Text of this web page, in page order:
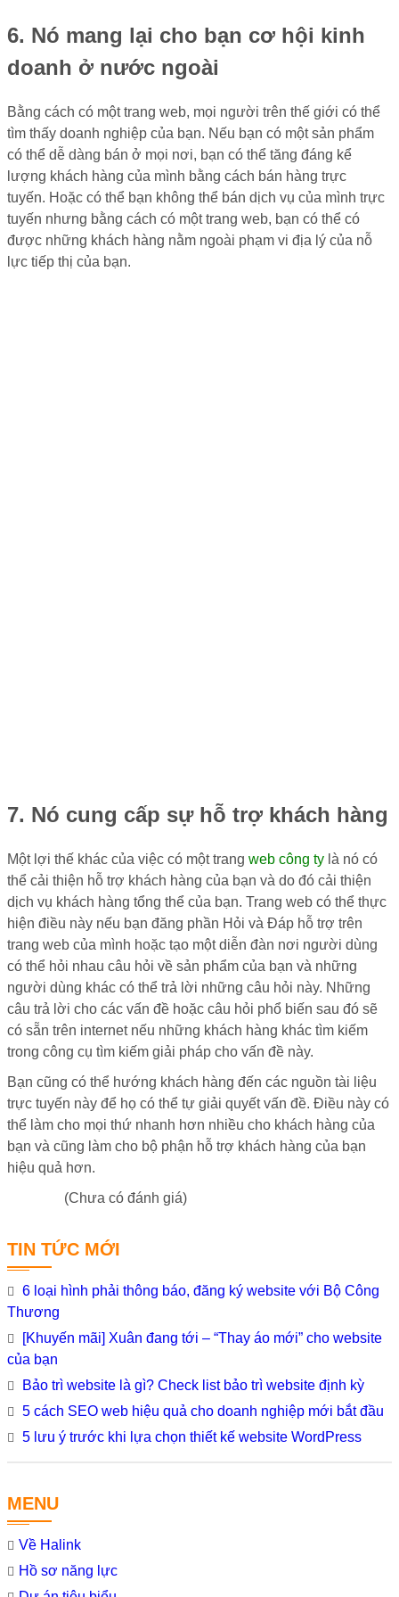
TIN TỨC MỚI
6 loại hình phải thông báo, đăng ký website với Bộ Công
Thương
[Khuyến mãi] Xuân đang tới – “Thay áo mới” cho website
của bạn
Bảo trì website là gì? Check list bảo trì website định kỳ
5 cách SEO web hiệu quả cho doanh nghiệp mới bắt đầu
5 lưu ý trước khi lựa chọn thiết kế website WordPress
MENU
Về Halink
Hồ sơ năng lực
6. Nó mang lại cho bạn cơ hội kinh
doanh ở nước ngoài
Bằng cách có một trang web, mọi người trên thế giới có thể
tìm thấy doanh nghiệp của bạn. Nếu bạn có một sản phẩm
có thể dễ dàng bán ở mọi nơi, bạn có thể tăng đáng kể
lượng khách hàng của mình bằng cách bán hàng trực
tuyến. Hoặc có thể bạn không thể bán dịch vụ của mình trực
tuyến nhưng bằng cách có một trang web, bạn có thể có
được những khách hàng nằm ngoài phạm vi địa lý của nỗ
lực tiếp thị của bạn.
7. Nó cung cấp sự hỗ trợ khách hàng
Một lợi thế khác của việc có một trang web công ty là nó có
thể cải thiện hỗ trợ khách hàng của bạn và do đó cải thiện
dịch vụ khách hàng tổng thể của bạn. Trang web có thể thực
hiện điều này nếu bạn đăng phần Hỏi và Đáp hỗ trợ trên
trang web của mình hoặc tạo một diễn đàn nơi người dùng
có thể hỏi nhau câu hỏi về sản phẩm của bạn và những
người dùng khác có thể trả lời những câu hỏi này. Những
câu trả lời cho các vấn đề hoặc câu hỏi phổ biến sau đó sẽ
có sẵn trên internet nếu những khách hàng khác tìm kiếm
trong công cụ tìm kiếm giải pháp cho vấn đề này.
Bạn cũng có thể hướng khách hàng đến các nguồn tài liệu
trực tuyến này để họ có thể tự giải quyết vấn đề. Điều này có
thể làm cho mọi thứ nhanh hơn nhiều cho khách hàng của
bạn và cũng làm cho bộ phận hỗ trợ khách hàng của bạn
hiệu quả hơn.
(Chưa có đánh giá)